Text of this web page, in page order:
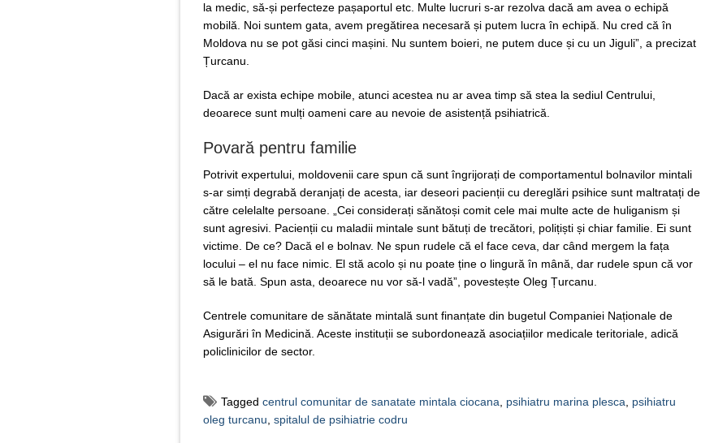
la medic, să-și perfecteze pașaportul etc. Multe lucruri s-ar rezolva dacă am avea o echipă
mobilă. Noi suntem gata, avem pregătirea necesară și putem lucra în echipă. Nu cred că în
Moldova nu se pot găsi cinci mașini. Nu suntem boieri, ne putem duce și cu un Jiguli”, a precizat
Țurcanu.
Dacă ar exista echipe mobile, atunci acestea nu ar avea timp să stea la sediul Centrului,
deoarece sunt mulți oameni care au nevoie de asistență psihiatrică.
Povară pentru familie
Potrivit expertului, moldovenii care spun că sunt îngrijorați de comportamentul bolnavilor mintali
s-ar simți degrabă deranjați de acesta, iar deseori pacienții cu dereglări psihice sunt maltratați de
către celelalte persoane. „Cei considerați sănătoși comit cele mai multe acte de huliganism și
sunt agresivi. Pacienții cu maladii mintale sunt bătuți de trecători, polițiști și chiar familie. Ei sunt
victime. De ce? Dacă el e bolnav. Ne spun rudele că el face ceva, dar când mergem la fața
locului – el nu face nimic. El stă acolo și nu poate ține o lingură în mână, dar rudele spun că vor
să le bată. Spun asta, deoarece nu vor să-l vadă”, povestește Oleg Țurcanu.
Centrele comunitare de sănătate mintală sunt finanțate din bugetul Companiei Naționale de
Asigurări în Medicină. Aceste instituții se subordonează asociațiilor medicale teritoriale, adică
policlinicilor de sector.
Tagged centrul comunitar de sanatate mintala ciocana psihiatru marina plesca
psihiatru
oleg turcanu spitalul de psihiatrie codru